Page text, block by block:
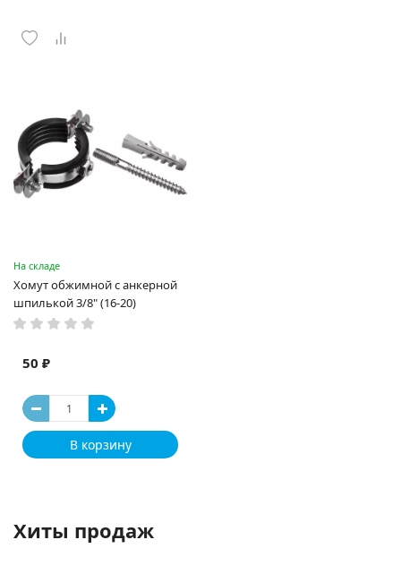
На складе
Хомут обжимной с анкерной
шпилькой 3/8" (16-20)
50 ₽
В корзину
Хиты продаж